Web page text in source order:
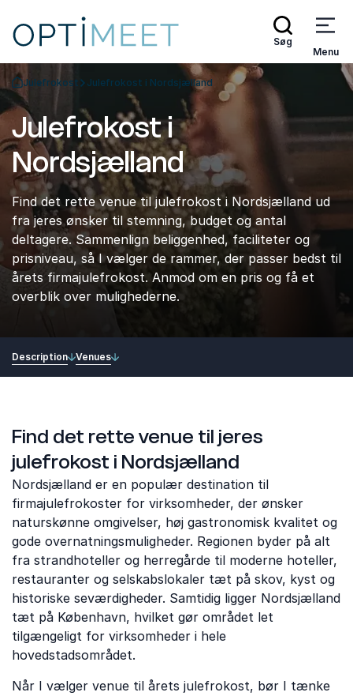
Søg
Menu
Tilbage til forsiden
Julefrokost Julefrokost i Nordsjælland
Julefrokost i
Nordsjælland
Find det rette venue til julefrokost i Nordsjælland ud
fra jeres ønsker til stemning, budget og antal
deltagere. Sammenlign beliggenhed, faciliteter og
prisniveau, så I vælger de rammer, der passer bedst til
årets firmajulefrokost. Anmod om en pris og få et
overblik over mulighederne.
Description Venues
Find det rette venue til jeres
julefrokost i Nordsjælland
Nordsjælland er en populær destination til
firmajulefrokoster for virksomheder, der ønsker
naturskønne omgivelser, høj gastronomisk kvalitet og
gode overnatningsmuligheder. Regionen byder på alt
fra strandhoteller og herregårde til moderne hoteller,
restauranter og selskabslokaler tæt på skov, kyst og
historiske seværdigheder. Samtidig ligger Nordsjælland
tæt på København, hvilket gør området let
tilgængeligt for virksomheder i hele
hovedstadsområdet.
Når I vælger venue til årets julefrokost, bør I tænke